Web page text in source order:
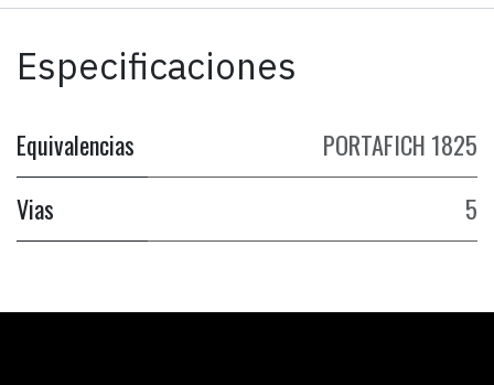
Especificaciones
Equivalencias
PORTAFICH 1825
Vias
5